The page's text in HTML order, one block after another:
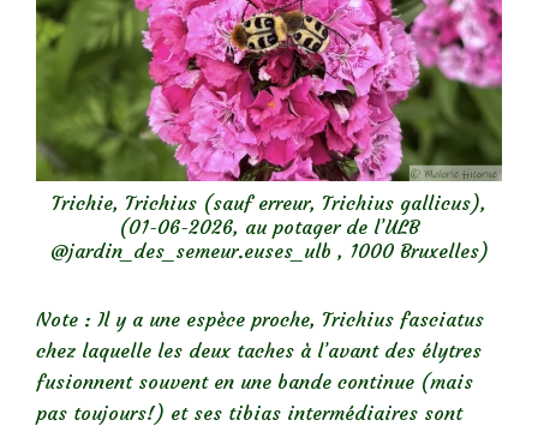
Trichie, Trichius (sauf erreur, Trichius gallicus),
(01-06-2026, au potager de l’ULB
@jardin_des_semeur.euses_ulb , 1000 Bruxelles)
Note : Il y a une espèce proche, Trichius fasciatus
chez laquelle les deux taches à l’avant des élytres
fusionnent souvent en une bande continue (mais
pas toujours!) et ses tibias intermédiaires sont